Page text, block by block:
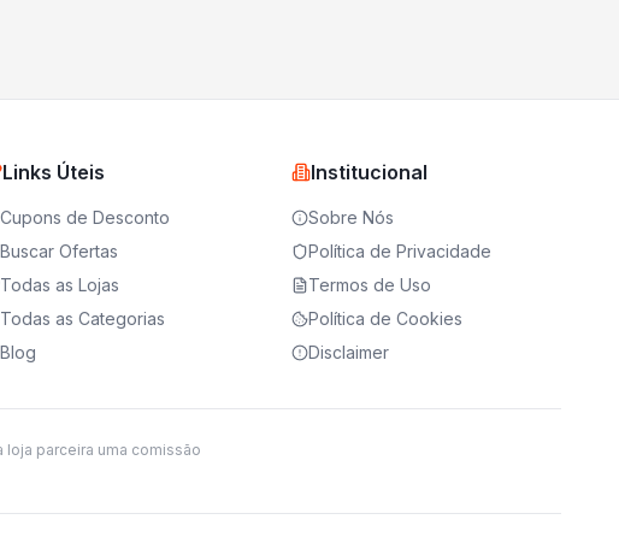
Links Úteis
Cupons de Desconto
Buscar Ofertas
Todas as Lojas
Todas as Categorias
Blog
Institucional
Sobre Nós
Política de Privacidade
Termos de Uso
Política de Cookies
Disclaimer
parceira uma comissão